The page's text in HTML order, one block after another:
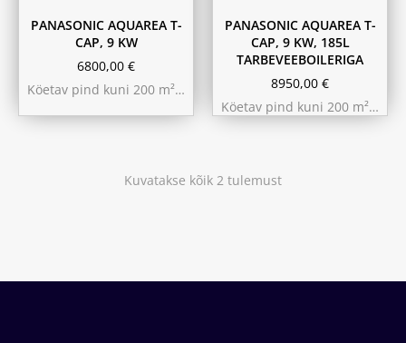
PANASONIC AQUAREA T-
CAP, 9 KW
6800,00 €
Köetav pind kuni 200 m²…
PANASONIC AQUAREA T-
CAP, 9 KW, 185L
TARBEVEEBOILERIGA
8950,00 €
Köetav pind kuni 200 m²…
Kuvatakse kõik 2 tulemust